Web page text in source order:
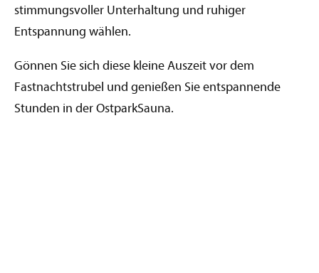
stimmungsvoller Unterhaltung und ruhiger
Entspannung wählen.
Gönnen Sie sich diese kleine Auszeit vor dem
Fastnachtstrubel und genießen Sie entspannende
Stunden in der OstparkSauna.